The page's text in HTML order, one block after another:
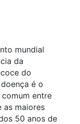
mundial
da
do
é o
entre
as maiores
50 anos de